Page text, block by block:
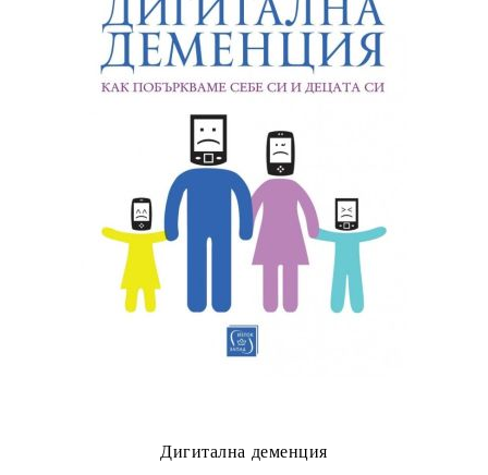
Дигитална деменция